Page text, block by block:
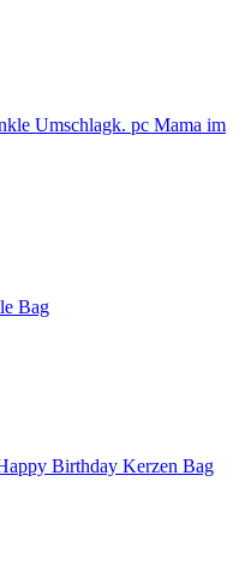
Umschlagk. pc Mama im
Bag
Birthday Kerzen Bag